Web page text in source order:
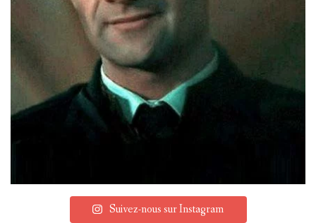
Suivez-nous sur Instagram